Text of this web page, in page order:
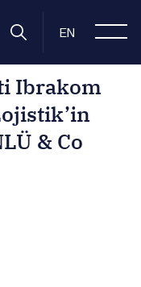
EN
Dubaili lojistik
Ibrakom
& Co